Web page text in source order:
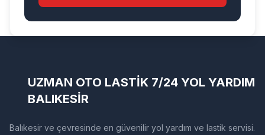
UZMAN OTO LASTİK 7/24 YOL YARDIM
BALIKESİR
Balıkesir ve çevresinde en güvenilir yol yardım ve lastik servisi.